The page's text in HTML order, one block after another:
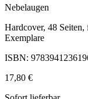
Nebelaugen
Hardcover, 48
Exemplare
ISBN:
17,80 €